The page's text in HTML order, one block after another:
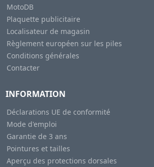
MotoDB
Plaquette publicitaire
Localisateur de magasin
Règlement européen sur les piles
Conditions générales
Contacter
INFORMATION
Déclarations UE de conformité
Mode d'emploi
Garantie de 3 ans
Pointures et tailles
Aperçu des protections dorsales